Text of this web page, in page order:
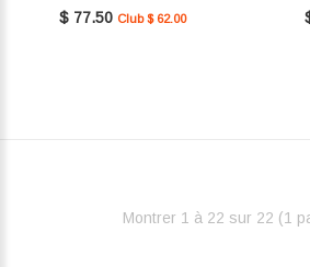
$ 77.50 Club $ 62.00
Montrer 1 à 22 sur 22 (1